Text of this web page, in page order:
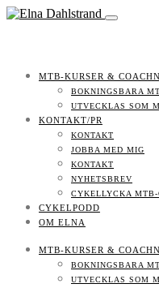
MTB-KURSER &
BOKNINGSBARA
UTVECKLAS SOM
KONTAKT/PR
KONTAKT
JOBBA MED MIG
KONTAKT
NYHETSBREV
CYKELLYCKA MTB-
CYKELPODD
OM ELNA
MTB-KURSER &
BOKNINGSBARA
UTVECKLAS SOM